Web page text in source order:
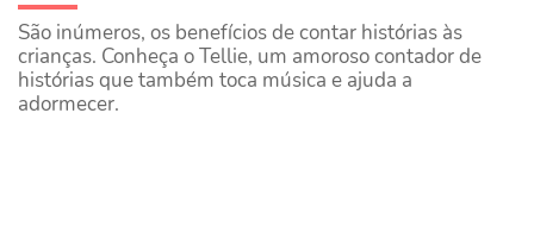
São inúmeros, os benefícios de contar histórias às
crianças. Conheça o Tellie, um amoroso contador de
histórias que também toca música e ajuda a
adormecer.